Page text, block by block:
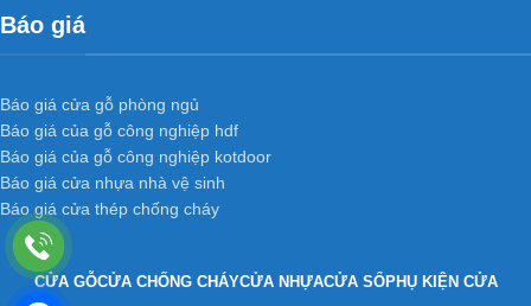
Báo giá
Báo giá cửa gỗ phòng ngủ
Báo giá của gỗ công nghiệp hdf
Báo giá của gỗ công nghiệp kotdoor
Báo giá cửa nhựa nhà vệ sinh
Báo giá cửa thép chống cháy
CỬA GỖCỬA CHỐNG CHÁYCỬA NHỰACỬA SỔPHỤ KIỆN CỬA